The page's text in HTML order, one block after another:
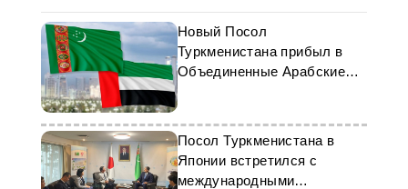
Новый Посол
Туркменистана прибыл в
Объединенные Арабские
Эмираты
Посол Туркменистана в
Японии встретился с
международными